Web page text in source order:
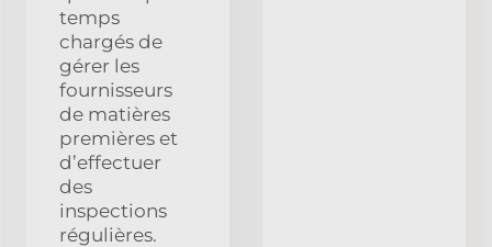
temps
chargés de
gérer les
fournisseurs
de matières
premières et
d’effectuer
des
inspections
régulières.